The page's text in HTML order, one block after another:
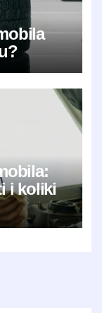
i koliki